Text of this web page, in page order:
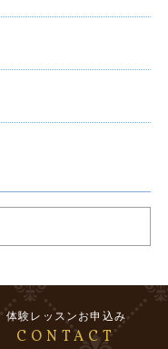
体験レッスンお申込み
CONTACT